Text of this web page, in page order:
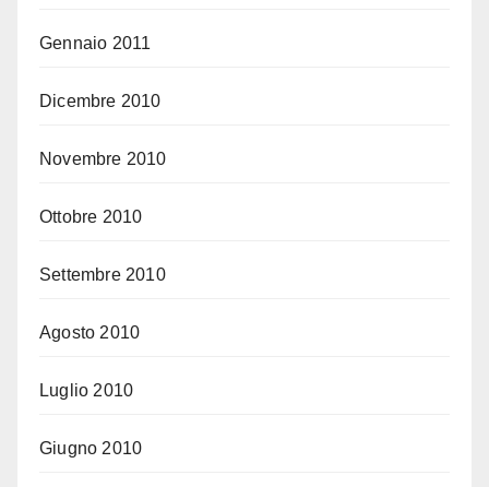
Gennaio 2011
Dicembre 2010
Novembre 2010
Ottobre 2010
Settembre 2010
Agosto 2010
Luglio 2010
Giugno 2010